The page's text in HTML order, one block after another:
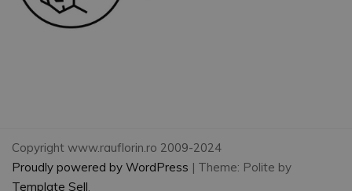
Copyright www.rauflorin.ro 2009-2024
Proudly powered by WordPress | Theme: Polite by
Template Sell.